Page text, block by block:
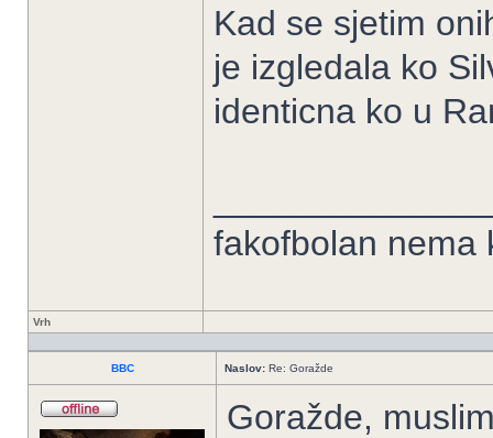
Kad se sjetim
je izgledala ko
identicna ko u
fakofbolan nema
Vrh
BBC Naslov: Re: Goražde
Goražde,